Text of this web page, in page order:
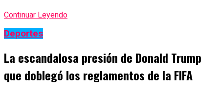
Continuar Leyendo
Deportes
La escandalosa presión de Donald Trump
que doblegó los reglamentos de la FIFA